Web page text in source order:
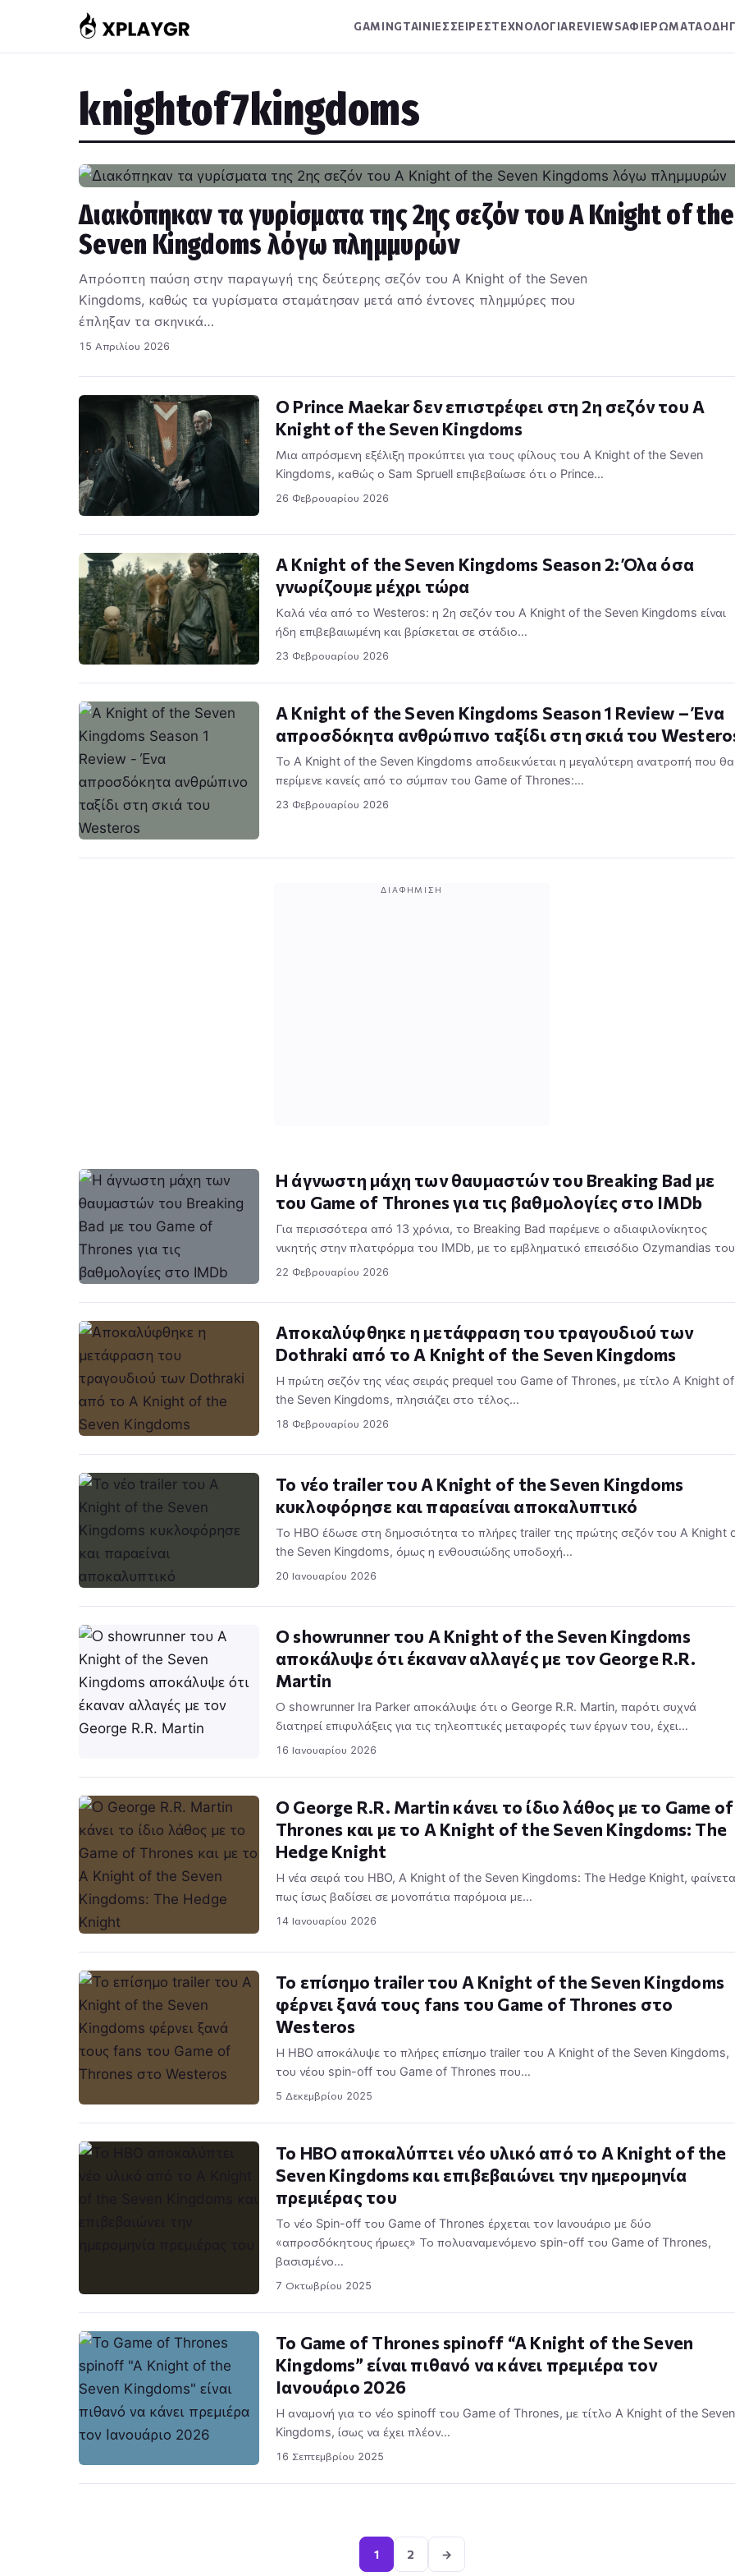
περιεχόμενο
GAMINGΤΑΙΝΙΕΣΣΕΙΡΕΣΤΕΧΝΟΛΟΓΙΑREVIEWSΑΦΙΕΡΩΜΑΤΑ
knightof7kingdoms
Διακόπηκαν τα γυρίσματα της 2ης σεζόν του A Knight of the
Seven Kingdoms λόγω πλημμυρών
Απρόοπτη παύση στην παραγωγή της δεύτερης σεζόν του A Knight of the Seven
Kingdoms, καθώς τα γυρίσματα σταμάτησαν μετά από έντονες πλημμύρες που
έπληξαν τα σκηνικά…
15 Απριλίου 2026
Ο Prince Maekar δεν επιστρέφει στη 2η σεζόν του A
Knight of the Seven Kingdoms
Μια απρόσμενη εξέλιξη προκύπτει για τους φίλους του A Knight of the Seven
Kingdoms, καθώς ο Sam Spruell επιβεβαίωσε ότι ο Prince…
26 Φεβρουαρίου 2026
A Knight of the Seven Kingdoms Season 2: Όλα όσα
γνωρίζουμε μέχρι τώρα
Καλά νέα από το Westeros: η 2η σεζόν του A Knight of the Seven Kingdoms είναι
ήδη επιβεβαιωμένη και βρίσκεται σε στάδιο…
23 Φεβρουαρίου 2026
A Knight of the Seven Kingdoms Season 1 Review – Ένα
απροσδόκητα ανθρώπινο ταξίδι στη σκιά του
Το A Knight of the Seven Kingdoms αποδεικνύεται η μεγαλύτερη ανατροπή που θα
περίμενε κανείς από το σύμπαν του Game of Thrones:…
23 Φεβρουαρίου 2026
ΔΙΑΦΉΜΙΣΗ
Η άγνωστη μάχη των θαυμαστών του Breaking Bad με
του Game of Thrones για τις βαθμολογίες στο IMDb
Για περισσότερα από 13 χρόνια, το Breaking Bad παρέμενε ο αδιαφιλονίκητος
νικητής στην πλατφόρμα του IMDb, με το εμβληματικό επεισόδιο Ozymandias
22 Φεβρουαρίου 2026
Αποκαλύφθηκε η μετάφραση του τραγουδιού των
Dothraki από το A Knight of the Seven Kingdoms
Η πρώτη σεζόν της νέας σειράς prequel του Game of Thrones, με τίτλο A Knight of
the Seven Kingdoms, πλησιάζει στο τέλος…
18 Φεβρουαρίου 2026
Το νέο trailer του A Knight of the Seven Kingdoms
κυκλοφόρησε και παραείναι αποκαλυπτικό
Το HBO έδωσε στη δημοσιότητα το πλήρες trailer της πρώτης σεζόν του A Knight
the Seven Kingdoms, όμως η ενθουσιώδης υποδοχή…
20 Ιανουαρίου 2026
Ο showrunner του A Knight of the Seven Kingdoms
αποκάλυψε ότι έκαναν αλλαγές με τον George R.R.
Martin
Ο showrunner Ira Parker αποκάλυψε ότι ο George R.R. Martin, παρότι συχνά
διατηρεί επιφυλάξεις για τις τηλεοπτικές μεταφορές των έργων του, έχει…
16 Ιανουαρίου 2026
Ο George R.R. Martin κάνει το ίδιο λάθος με το Game of
Thrones και με το A Knight of the Seven Kingdoms: The
Hedge Knight
Η νέα σειρά του HBO, A Knight of the Seven Kingdoms: The Hedge Knight,
πως ίσως βαδίσει σε μονοπάτια παρόμοια με…
14 Ιανουαρίου 2026
Το επίσημο trailer του A Knight of the Seven Kingdoms
φέρνει ξανά τους fans του Game of Thrones στο
Westeros
Η HBO αποκάλυψε το πλήρες επίσημο trailer του A Knight of the Seven Kingdoms,
του νέου spin-off του Game of Thrones που…
5 Δεκεμβρίου 2025
Το HBO αποκαλύπτει νέο υλικό από το A Knight of the
Seven Kingdoms και επιβεβαιώνει την ημερομηνία
πρεμιέρας του
Το νέο Spin-off του Game of Thrones έρχεται τον Ιανουάριο με δύο
«απροσδόκητους ήρωες» Το πολυαναμενόμενο spin-off του Game of Thrones,
βασισμένο…
7 Οκτωβρίου 2025
Το Game of Thrones spinoff “A Knight of the Seven
Kingdoms” είναι πιθανό να κάνει πρεμιέρα τον
Ιανουάριο 2026
Η αναμονή για το νέο spinoff του Game of Thrones, με τίτλο A Knight of the Seven
Kingdoms, ίσως να έχει πλέον…
16 Σεπτεμβρίου 2025
άρθρων
1 2 →